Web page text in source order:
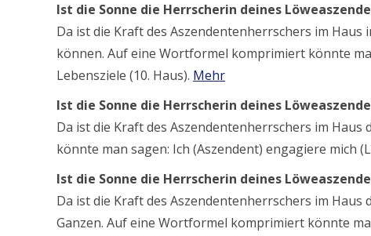
Ist die Sonne die Herrscherin deines
Da ist die Kraft des Aszendentenherrschers im
können. Auf eine Wortformel komprimiert könnte
Lebensziele (10. Haus). Mehr
Ist die Sonne die Herrscherin deines
Da ist die Kraft des Aszendentenherrschers im
könnte man sagen: Ich (Aszendent) engagiere mich
Ist die Sonne die Herrscherin deines
Da ist die Kraft des Aszendentenherrschers im
Ganzen. Auf eine Wortformel komprimiert könnte